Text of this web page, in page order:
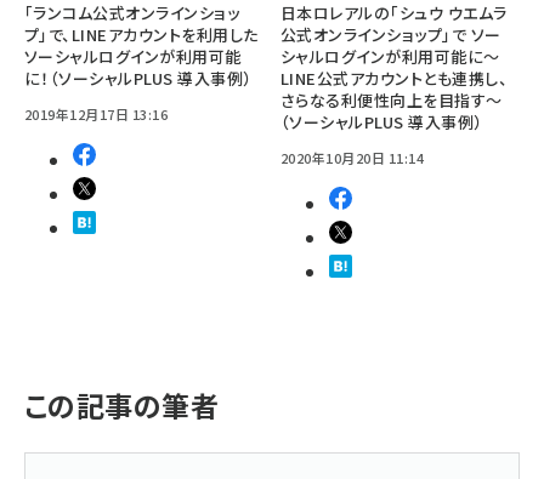
「ランコム公式オンラインショッ
プ」で、LINEアカウントを利用した
ソーシャルログインが利用可能
に！（ソーシャルPLUS 導入事例）
2019年12月17日 13:16
日本ロレアルの「シュウ ウエムラ
公式オンラインショップ」で ソー
シャルログインが利用可能に～
LINE公式アカウントとも連携し、
さらなる利便性向上を目指す～
（ソーシャルPLUS 導入事例）
2020年10月20日 11:14
この記事の筆者